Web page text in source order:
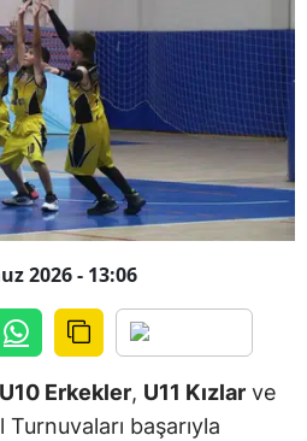
2026 - 13:06
U10 Erkekler, U11 Kızlar ve
başarıyla